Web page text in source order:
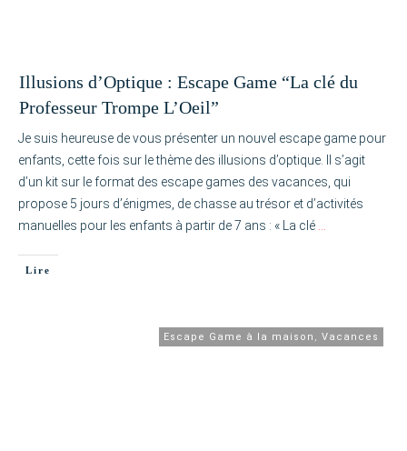
Illusions d’Optique : Escape Game “La clé du
Professeur Trompe L’Oeil”
Je suis heureuse de vous présenter un nouvel escape game pour
enfants, cette fois sur le thème des illusions d’optique. Il s’agit
d’un kit sur le format des escape games des vacances, qui
propose 5 jours d’énigmes, de chasse au trésor et d’activités
manuelles pour les enfants à partir de 7 ans : « La clé
Lire
Escape Game à la maison , Vacances